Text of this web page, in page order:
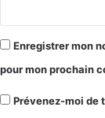
Enregistrer mon
pour mon prochain
Prévenez-moi de